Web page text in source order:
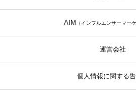
AIM （インフルエンサーマー
運営会社
個人情報に関する